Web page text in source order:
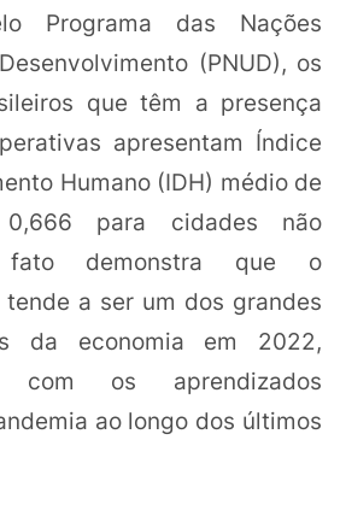
Programa das Nações
(PNUD), os
que têm a presença
apresentam Índice
Humano (IDH) médio de
para cidades não
demonstra que o
a ser um dos grandes
da economia em 2022,
com os aprendizados
ao longo dos últimos